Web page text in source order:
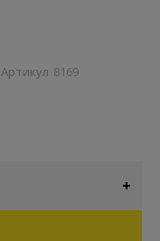
Артикул 8169